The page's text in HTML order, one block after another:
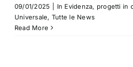
09/01/2025 In Evidenza, progetti in
Universale, Tutte le News
Read More